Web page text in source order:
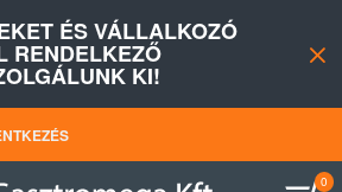
ÉS VÁLLALKOZÓ
RENDELKEZŐ
KI!
0